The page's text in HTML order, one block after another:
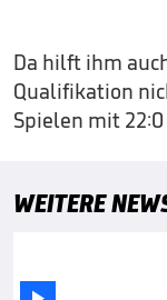
Da hilft ihm
Qualifikation
Spielen mit
WEITERE